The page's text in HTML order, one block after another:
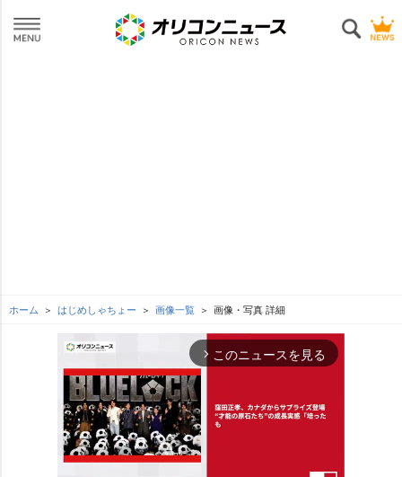
ホーム はじめしゃちょー 画像一覧 画像・写真 詳細
arrow_forward_ios このニュースを見る